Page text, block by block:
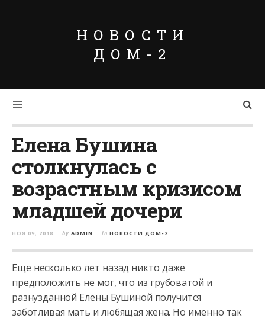
НОВОСТИ
ДОМ-2
Елена Бушина
столкнулась с
возрастным кризисом
младшей дочери
НОЯ 09, 2018 by ADMIN in НОВОСТИ ДОМ-2
Еще несколько лет назад никто даже
предположить не мог, что из грубоватой и
разнузданной Елены Бушиной получится
заботливая мать и любящая жена. Но именно так